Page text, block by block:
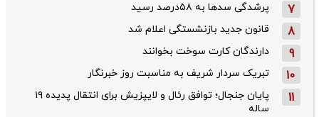
7 پرشدگی سدها به ۵۸درصد رسید
8 قانون جدید بازنشستگی اعلام شد
9 دارندگان کارت سوخت بخوانند
10 تبریک سردار شریف به مناسبت روز خبرنگار
11
پایان جنجال؛ توافق رئال و لایپزیش برای انتقال پدیده ۱۹
ساله